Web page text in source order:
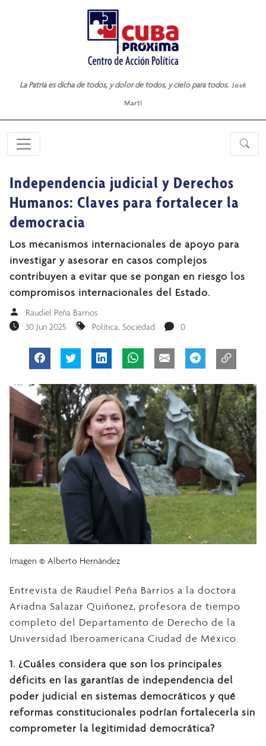
La Patria es dicha de todos, y dolor de todos, y cielo para todos. José
Martí
Independencia judicial y Derechos
Humanos: Claves para fortalecer la
democracia
Los mecanismos internacionales de apoyo para
investigar y asesorar en casos complejos
contribuyen a evitar que se pongan en riesgo los
compromisos internacionales del Estado.
Raudiel Peña Barrios
30 Jun 2025
Política, Sociedad 0
Imagen © Alberto Hernández
Entrevista de Raudiel Peña Barrios a la doctora
Ariadna Salazar Quiñonez, profesora de tiempo
completo del Departamento de Derecho de la
Universidad Iberoamericana Ciudad de México.
1. ¿Cuáles considera que son los principales
déficits en las garantías de independencia del
poder judicial en sistemas democráticos y qué
reformas constitucionales podrían fortalecerla sin
comprometer la legitimidad democrática?